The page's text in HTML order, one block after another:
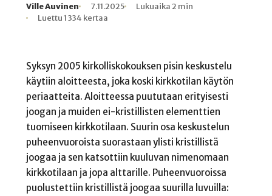
Kirjoittaja
Ville Auvinen
Julkaistu
7.11.2025
Lukuaika
Lukuaika 2 min
Lukukertoja
Luettu 1 334 kertaa
Syksyn 2005 kirkolliskokouksen pisin keskustelu
käytiin aloitteesta, joka koski kirkkotilan käytön
periaatteita. Aloitteessa puututaan erityisesti
joogan ja muiden ei-kristillisten elementtien
tuomiseen kirkkotilaan. Suurin osa keskustelun
puheenvuoroista suorastaan ylisti kristillistä
joogaa ja sen katsottiin kuuluvan nimenomaan
kirkkotilaan ja jopa alttarille. Puheenvuoroissa
puolustettiin kristillistä joogaa suurilla luvuilla: